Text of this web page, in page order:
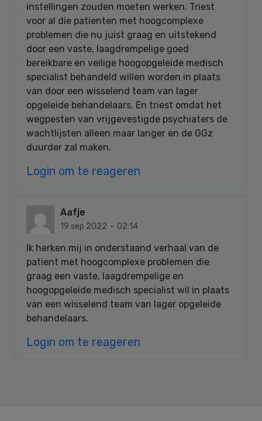
instellingen zouden moeten werken. Triest
voor al die patienten met hoogcomplexe
problemen die nu juist graag en uitstekend
door een vaste, laagdrempelige goed
bereikbare en veilige hoogopgeleide medisch
specialist behandeld willen worden in plaats
van door een wisselend team van lager
opgeleide behandelaars. En triest omdat het
wegpesten van vrijgevestigde psychiaters de
wachtlijsten alleen maar langer en de GGz
duurder zal maken.
Login om te reageren
Aafje
19 sep 2022 · 02:14
Ik herken mij in onderstaand verhaal van de
patient met hoogcomplexe problemen die
graag een vaste, laagdrempelige en
hoogopgeleide medisch specialist wil in plaats
van een wisselend team van lager opgeleide
behandelaars.
Login om te reageren